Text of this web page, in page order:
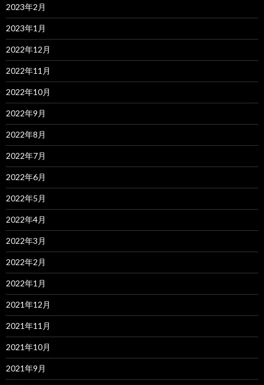
2023年2月
2023年1月
2022年12月
2022年11月
2022年10月
2022年9月
2022年8月
2022年7月
2022年6月
2022年5月
2022年4月
2022年3月
2022年2月
2022年1月
2021年12月
2021年11月
2021年10月
2021年9月